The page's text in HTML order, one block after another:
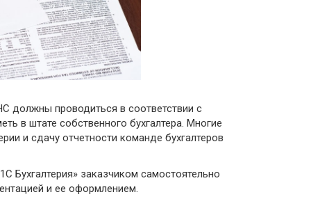
Diligence
Diligence
должны проводиться в соответствии с
в штате собственного бухгалтера. Многие
и сдачу отчетности команде бухгалтеров
Бухгалтерия» заказчиком самостоятельно
и ее оформлением.